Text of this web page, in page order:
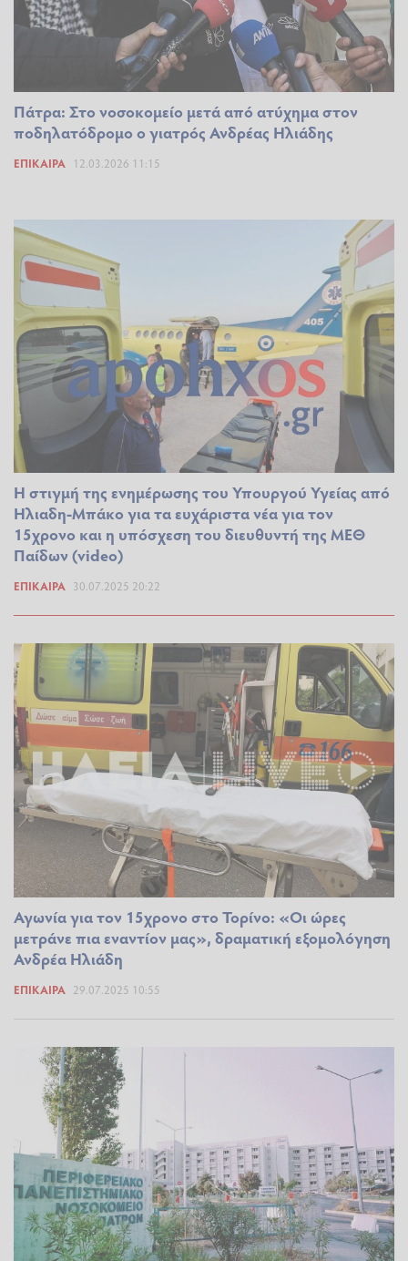
Πάτρα: Στο νοσοκομείο μετά από ατύχημα στον
ποδηλατόδρομο ο γιατρός Ανδρέας Ηλιάδης
ΕΠΊΚΑΙΡΑ 12.03.2026 11:15
Η στιγμή της ενημέρωσης του Υπουργού Υγείας από
Ηλιαδη-Μπάκο για τα ευχάριστα νέα για τον
15χρονο και η υπόσχεση του διευθυντή της ΜΕΘ
Παίδων (video)
ΕΠΊΚΑΙΡΑ 30.07.2025 20:22
Αγωνία για τον 15χρονο στο Τορίνο: «Οι ώρες
μετράνε πια εναντίον μας», δραματική εξομολόγηση
Ανδρέα Ηλιάδη
ΕΠΊΚΑΙΡΑ 29.07.2025 10:55